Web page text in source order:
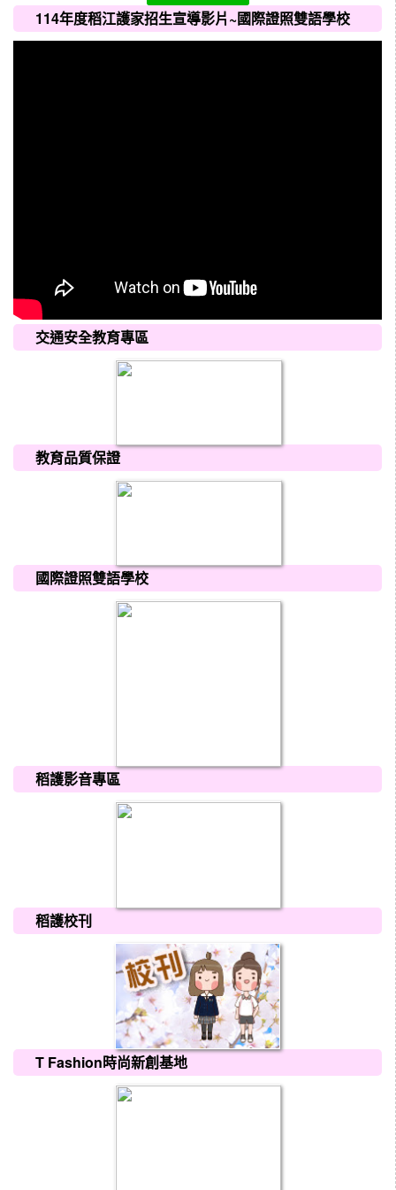
114年度稻江護家招生宣導影片~國際證照雙語學校
交通安全教育專區
教育品質保證
國際證照雙語學校
稻護影音專區
稻護校刊
T Fashion時尚新創基地